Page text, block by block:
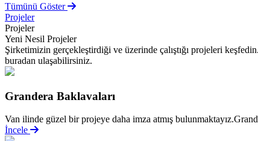
Tümünü Göster
Projeler
Projeler
Yeni Nesil Projeler
Şirketimizin gerçekleştirdiği ve üzerinde çalıştığı projeleri
buradan ulaşabilirsiniz.
Grandera Baklavaları
Van ilinde güzel bir projeye daha imza atmış
İncele